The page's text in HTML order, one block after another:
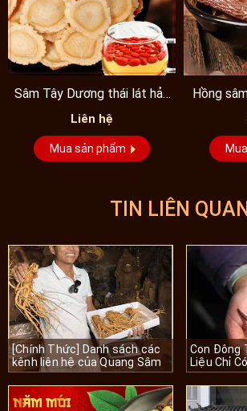
Sâm Tây Dương thái lát hảo
hạng
Liên hệ
Mua sản phẩm
Hồng
cao
TIN LIÊN QUAN
[Chính Thức] Danh sách các
kênh liên hệ của Quang Sâm
Con Đông
Liệu Chỉ
Mỗi Năm